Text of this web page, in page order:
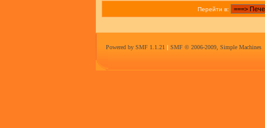
Перейти в:
Powered by SMF 1.1.21 | SMF © 2006-2009, Simple Machines